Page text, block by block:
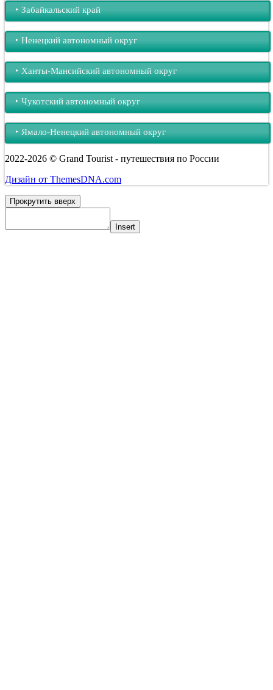
‣︎ Забайкальский край
‣︎ Ненецкий автономный округ
‣︎ Ханты-Мансийский автономный округ
‣︎ Чукотский автономный округ
‣︎ Ямало-Ненецкий автономный округ
2022-2026 © Grand Tourist - путешествия по России
Дизайн от ThemesDNA.com
Прокрутить вверх
Insert